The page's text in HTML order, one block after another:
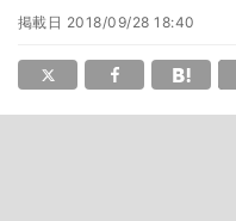
掲載日 2018/09/28 18:40